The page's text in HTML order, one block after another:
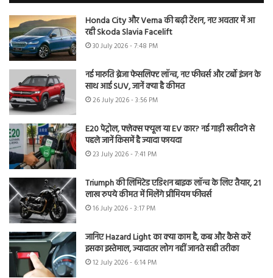
Honda City और Verna की बढ़ी टेंशन, नए अवतार में आ
रही Skoda Slavia Facelift
30 July 2026 - 7:48 PM
नई मारुति ब्रेजा फेसलिफ्ट लॉन्च, नए फीचर्स और टर्बो इंजन के
साथ आई SUV, जानें क्या है कीमत
26 July 2026 - 3:56 PM
E20 पेट्रोल, फ्लेक्स फ्यूल या EV कार? नई गाड़ी खरीदने से
पहले जानें किसमें है ज्यादा फायदा
23 July 2026 - 7:41 PM
Triumph की लिमिटेड एडिशन बाइक लॉन्च के लिए तैयार, 21
लाख रुपये कीमत में मिलेंगे प्रीमियम फीचर्स
16 July 2026 - 3:17 PM
जानिए Hazard Light का क्या काम है, कब और कैसे करें
इसका इस्तेमाल, ज्यादातर लोग नहीं जानते सही तरीका
12 July 2026 - 6:14 PM